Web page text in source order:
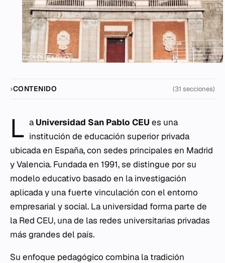
CONTENIDO (31 secciones)
L a Universidad San Pablo CEU es una
institución de educación superior privada
ubicada en España, con sedes principales en Madrid
y Valencia. Fundada en 1991, se distingue por su
modelo educativo basado en la investigación
aplicada y una fuerte vinculación con el entorno
empresarial y social. La universidad forma parte de
la Red CEU, una de las redes universitarias privadas
más grandes del país.
Su enfoque pedagógico combina la tradición